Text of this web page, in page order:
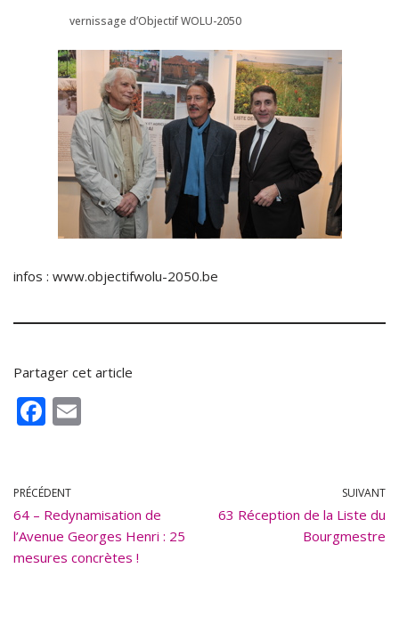
vernissage d’Objectif WOLU-2050
infos : www.objectifwolu-2050.be
Partager cet article
F
b
o
o
PRÉCÉDENT
64 – Redynamisation de
l’Avenue Georges Henri : 25
mesures concrètes !
SUIVANT
63 Réception de la Liste du
Bourgmestre